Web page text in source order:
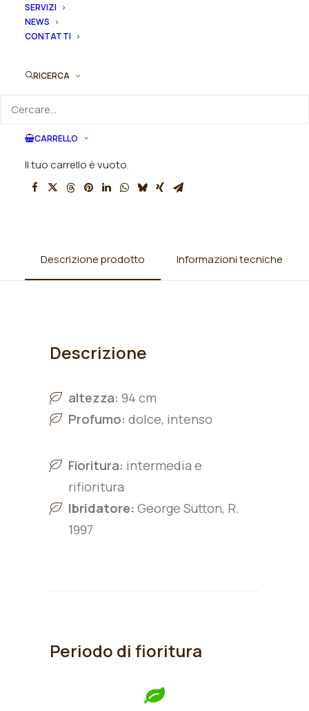
SERVIZI
NEWS
CONTATTI
RICERCA
CARRELLO
Il tuo carrello è vuoto.
SKU
Descrizione prodotto Informazioni tecniche
Descrizione
altezza: 94 cm
Profumo: dolce, intenso
Fioritura: intermedia e
rifioritura
Ibridatore: George Sutton, R.
1997
Periodo di fioritura